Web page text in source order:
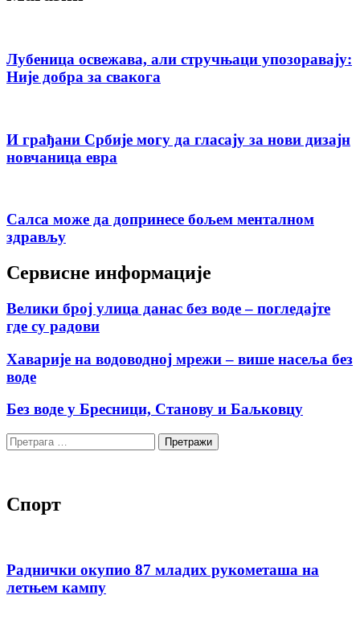
Лубеница освежава, али стручњаци упозоравају:
Није добра за свакога
И грађани Србије могу да гласају за нови дизајн
новчаница евра
Салса може да допринесе бољем менталном
здрављу
Сервисне информације
Велики број улица данас без воде – погледајте
где су радови
Хаварије на водоводној мрежи – више насеља без
воде
Без воде у Бресници, Станову и Баљковцу
Претрага
за:
Спорт
Раднички окупио 87 младих рукометаша на
летњем кампу